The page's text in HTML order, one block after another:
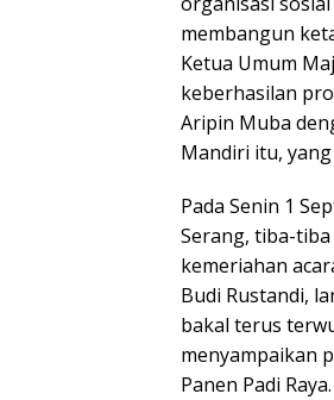
membangun
Ketua Umum
keberhasilan
Aripin Muba
Mandiri itu, yang
Pada Senin 1
Serang, tiba-
kemeriahan
Budi Rustandi,
bakal terus
menyampaikan
Panen Padi Raya.